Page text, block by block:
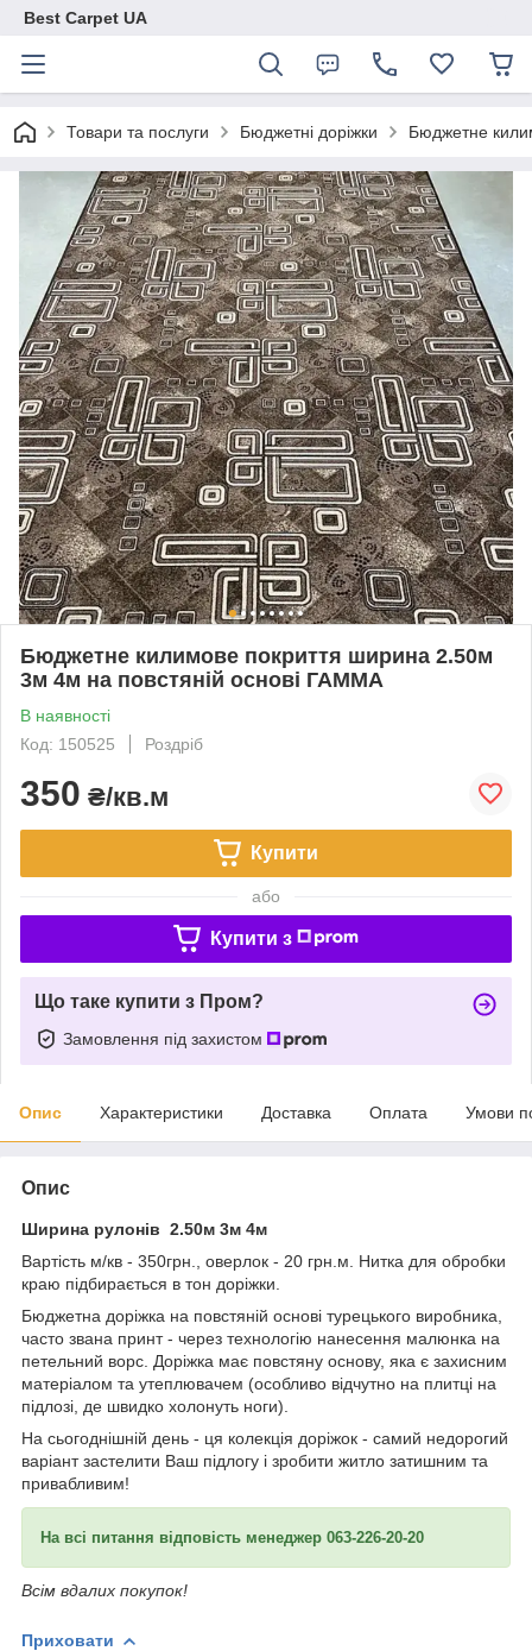
Best Carpet UA
Товари та послуги Бюджетні доріжки Бюджетне
Бюджетне килимове покриття ширина 2.50м
3м 4м на повстяній основі ГАММА
В наявності
Код: 150525
Роздріб
350 ₴/кв.м
Купити
або
Купити з
Що таке купити з Пром?
Замовлення під захистом
Опис Характеристики Доставка Оплата Умови
Опис
Ширина рулонів 2.50м 3м 4м
Вартість м/кв - 350грн., оверлок - 20 грн.м. Нитка для обробки
краю підбирається в тон доріжки.
Бюджетна доріжка на повстяній основі турецького виробника,
часто звана принт - через технологію нанесення малюнка на
петельний ворс. Доріжка має повстяну основу, яка є захисним
матеріалом та утеплювачем (особливо відчутно на плитці на
підлозі, де швидко холонуть ноги).
На сьогоднішній день - ця колекція доріжок - самий недорогий
варіант застелити Ваш підлогу і зробити житло затишним та
привабливим!
На всі питання відповість менеджер 063-226-20-20
Всім вдалих покупок!
Приховати